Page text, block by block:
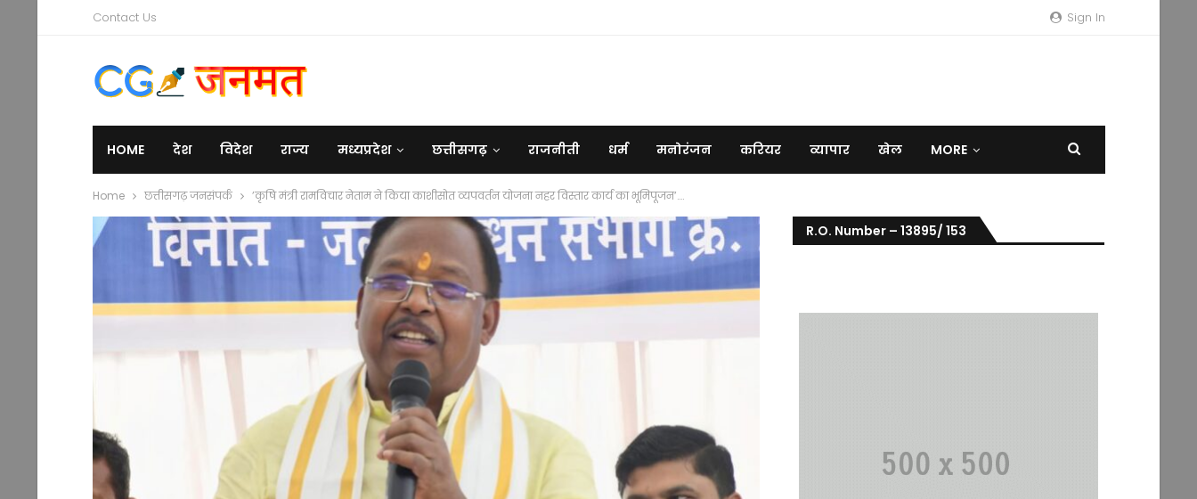
Sign In
Contact Us
HOME देश विदेश राज्य मध्यप्रदेश छत्तीसगढ़ राजनीती धर्म मनोरंजन करियर व्यापार खेल MORE
Home छत्तीसगढ़ जनसंपर्क ’कृषि मंत्री रामविचार नेताम ने किया काशीसोत व्यपवर्तन योजना नहर विस्तार कार्य का भूमिपूजन’….
R.O. Number – 13895/ 153